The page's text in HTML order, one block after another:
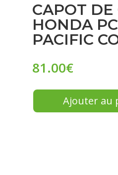
CAPOT DE
HONDA
PACIFIC
81.00€
Ajouter au